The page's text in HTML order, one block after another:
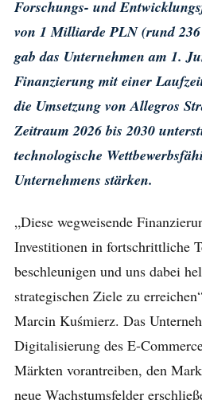
Forschungs- und
von 1 Milliarde PLN (rund
gab das Unternehmen am 1.
Finanzierung mit einer
die Umsetzung von Allegros
Zeitraum 2026 bis 2030
technologische
Unternehmens stärken.
„Diese wegweisende
Investitionen in fortschrittliche
beschleunigen und uns dabei
strategischen Ziele zu
Marcin Kuśmierz. Das
Digitalisierung des E-
Märkten vorantreiben, den
neue Wachstumsfelder